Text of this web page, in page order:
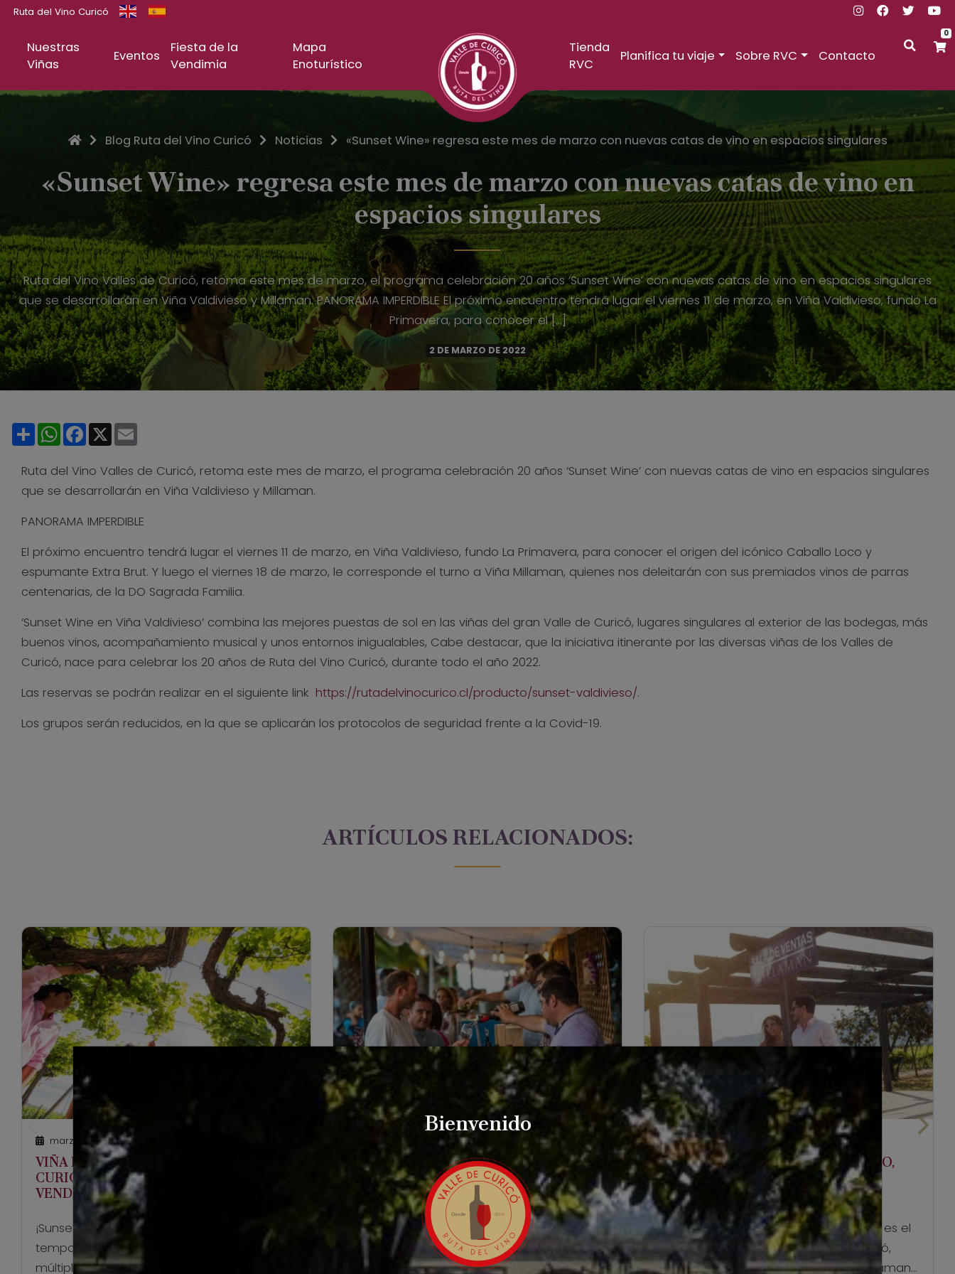
Bienvenido
Ruta del Vino Curicó
Nuestras
Viñas
Eventos
Fiesta de la
Vendimia
Mapa
Enoturístico
Tienda
RVC
Planifica tu viaje Sobre RVC Contacto
0
InicioBlog Ruta del Vino Curicó Noticias «Sunset Wine» regresa este mes de marzo con nuevas catas de vino en espacios singulares
«Sunset Wine» regresa este mes de marzo con nuevas catas de vino en
espacios singulares
Ruta del Vino Valles de Curicó, retoma este mes de marzo, el programa celebración 20 años ‘Sunset Wine’ con nuevas catas de vino en espacios singulares
que se desarrollarán en Viña Valdivieso y Millaman. PANORAMA IMPERDIBLE El próximo encuentro tendrá lugar el viernes 11 de marzo, en Viña Valdivieso, fundo La
Primavera, para conocer el […]
2 DE MARZO DE 2022
ShareWhatsApp
Facebook
X
Ruta del Vino Valles de Curicó, retoma este mes de marzo, el programa celebración 20 años ‘Sunset Wine’ con nuevas catas de vino en espacios singulares
que se desarrollarán en Viña Valdivieso y Millaman.
PANORAMA IMPERDIBLE
El próximo encuentro tendrá lugar el viernes 11 de marzo, en Viña Valdivieso, fundo La Primavera, para conocer el origen del icónico Caballo Loco y
espumante Extra Brut. Y luego el viernes 18 de marzo, le corresponde el turno a Viña Millaman, quienes nos deleitarán con sus premiados vinos de parras
centenarias, de la DO Sagrada Familia.
‘Sunset Wine en Viña Valdivieso’ combina las mejores puestas de sol en las viñas del gran Valle de Curicó, lugares singulares al exterior de las bodegas, más
buenos vinos, acompañamiento musical y unos entornos inigualables, Cabe destacar, que la iniciativa itinerante por las diversas viñas de los Valles de
Curicó, nace para celebrar los 20 años de Ruta del Vino Curicó, durante todo el año 2022.
Las reservas se podrán realizar en el siguiente link https://rutadelvinocurico.cl/producto/sunset-valdivieso/.
Los grupos serán reducidos, en la que se aplicarán los protocolos de seguridad frente a la Covid-19.
ARTÍCULOS RELACIONADOS:
marzo 18, 2022
VIÑA MILLAMAN Y RUTA DEL VINO
CURICÓ INVITAN A CELEBRAR LA
VENDIMIA CON UN IMPERDIBLE
SUNSET
¡Sunset en Viña Millaman!, comienza la
temporada de vendimia y con ella llegan las
múltiples actividades que rodean a esta
agosto 20, 2025
La Mejor Fiesta de la Vendimia en Chile
La Mejor Fiesta de la Vendimia en Chile:
Descubre la Magia de Curicó La temporada
de fiesta de la vendimia en Chile representa
mayo 25, 2022
VIÑA MILLAMAN CELEBRARÁ “VINO,
CHICHA Y PATRIMONIO”
Un fin de semana lleno de actividades es el
que se vivirá en Sagrada Familia, Curicó,
este 28 y 29 de mayo, donde Viña Millaman